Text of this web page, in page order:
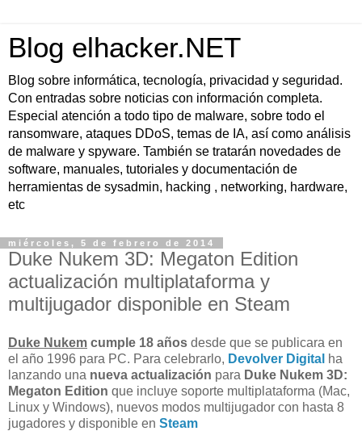
Blog elhacker.NET
Blog sobre informática, tecnología, privacidad y seguridad.
Con entradas sobre noticias con información completa.
Especial atención a todo tipo de malware, sobre todo el
ransomware, ataques DDoS, temas de IA, así como análisis
de malware y spyware. También se tratarán novedades de
software, manuales, tutoriales y documentación de
herramientas de sysadmin, hacking , networking, hardware,
etc
miércoles, 5 de febrero de 2014
Duke Nukem 3D: Megaton Edition
actualización multiplataforma y
multijugador disponible en Steam
Duke Nukem cumple 18 años desde que se publicara en
el año 1996 para PC. Para celebrarlo, Devolver Digital ha
lanzando una nueva actualización para Duke Nukem 3D:
Megaton Edition que incluye soporte multiplataforma (Mac,
Linux y Windows), nuevos modos multijugador con hasta 8
jugadores y disponible en Steam